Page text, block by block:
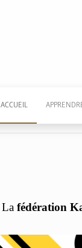
ACCUEIL
La fédération